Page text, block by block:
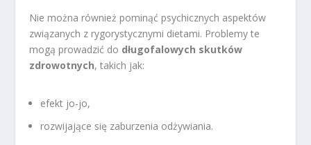
Nie można również pominąć psychicznych aspektów
związanych z rygorystycznymi dietami. Problemy te
mogą prowadzić do długofalowych skutków
zdrowotnych, takich jak:
efekt jo-jo,
rozwijające się zaburzenia odżywiania.